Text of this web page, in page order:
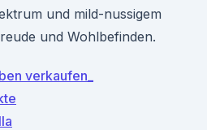
und mild-nussigem
und Wohlbefinden.
verkaufen_